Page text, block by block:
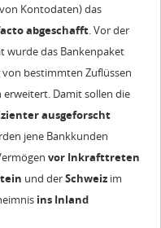
Kontodaten) das
abgeschafft. Vor der
wurde das Bankenpaket
von bestimmten Zuflüssen
Damit sollen die
ausgeforscht
jene Bankkunden
vor Inkrafttreten
und derSchweiz im
ins Inland